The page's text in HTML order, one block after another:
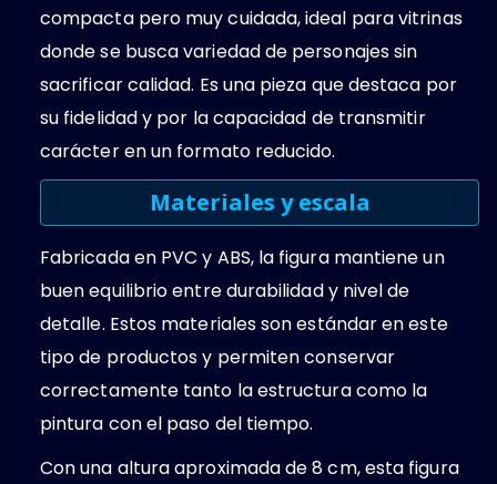
compacta pero muy cuidada, ideal para vitrinas
donde se busca variedad de personajes sin
sacrificar calidad. Es una pieza que destaca por
su fidelidad y por la capacidad de transmitir
carácter en un formato reducido.
Materiales y escala
Fabricada en PVC y ABS, la figura mantiene un
buen equilibrio entre durabilidad y nivel de
detalle. Estos materiales son estándar en este
tipo de productos y permiten conservar
correctamente tanto la estructura como la
pintura con el paso del tiempo.
Con una altura aproximada de 8 cm, esta figura